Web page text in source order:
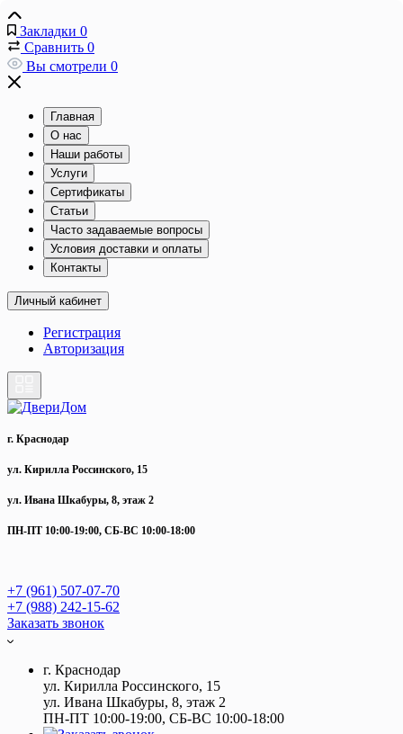
Закладки 0
Сравнить 0
Вы смотрели 0
Главная
О нас
Наши работы
Услуги
Сертификаты
Статьи
Часто задаваемые вопросы
Условия доставки и оплаты
Контакты
Личный кабинет
Регистрация
Авторизация
г. Краснодар
ул. Кирилла Россинского, 15
ул. Ивана Шкабуры, 8, этаж 2
ПН-ПТ 10:00-19:00, СБ-ВС 10:00-18:00
+7 (961) 507-07-70
+7 (988) 242-15-62
Заказать звонок
г. Краснодар
ул. Кирилла Россинского, 15
ул. Ивана Шкабуры, 8, этаж 2
ПН-ПТ 10:00-19:00, СБ-ВС 10:00-18:00